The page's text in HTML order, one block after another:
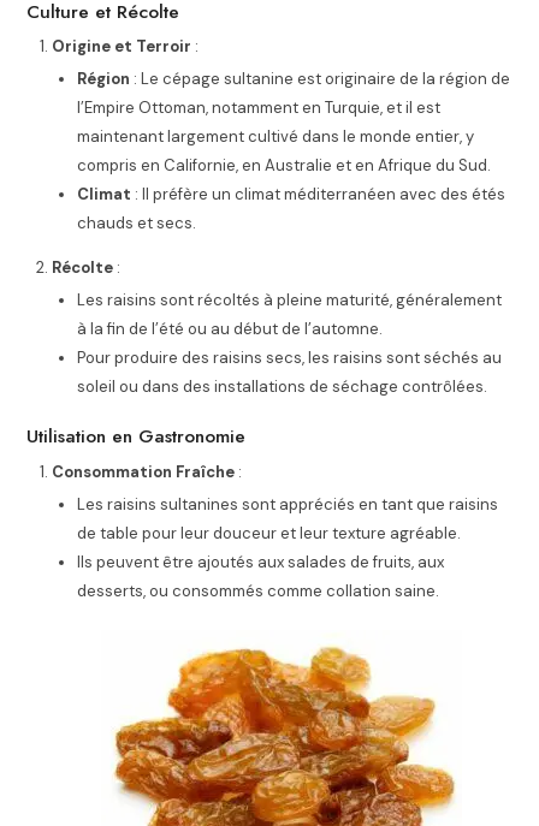
Culture et Récolte
Origine et Terroir :
Région : Le cépage sultanine est originaire de la région de
l’Empire Ottoman, notamment en Turquie, et il est
maintenant largement cultivé dans le monde entier, y
compris en Californie, en Australie et en Afrique du Sud.
Climat : Il préfère un climat méditerranéen avec des étés
chauds et secs.
Récolte :
Les raisins sont récoltés à pleine maturité, généralement
à la fin de l’été ou au début de l’automne.
Pour produire des raisins secs, les raisins sont séchés au
soleil ou dans des installations de séchage contrôlées.
Utilisation en Gastronomie
Consommation Fraîche :
Les raisins sultanines sont appréciés en tant que raisins
de table pour leur douceur et leur texture agréable.
Ils peuvent être ajoutés aux salades de fruits, aux
desserts, ou consommés comme collation saine.